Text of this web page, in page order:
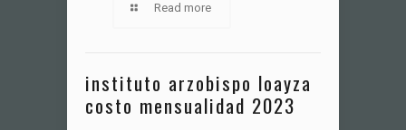
Read more
instituto arzobispo loayza
costo mensualidad 2023